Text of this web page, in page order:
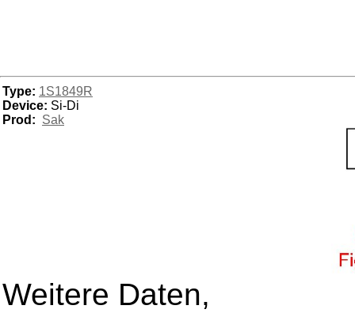
Type: 1S1849R
Device: Si-Di
Prod: Sak
Weitere Daten,